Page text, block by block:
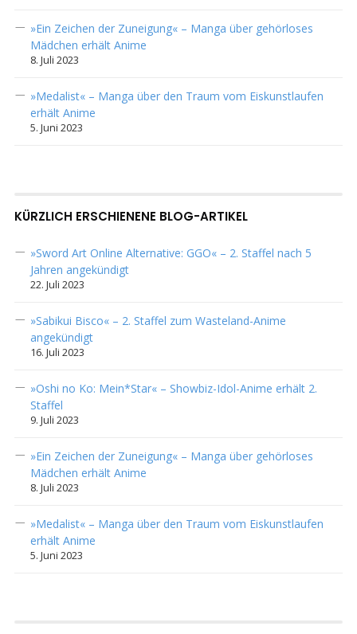
»Ein Zeichen der Zuneigung« – Manga über gehörloses
Mädchen erhält Anime
8. Juli 2023
»Medalist« – Manga über den Traum vom Eiskunstlaufen
erhält Anime
5. Juni 2023
KÜRZLICH ERSCHIENENE BLOG-ARTIKEL
»Sword Art Online Alternative: GGO« – 2. Staffel nach 5
Jahren angekündigt
22. Juli 2023
»Sabikui Bisco« – 2. Staffel zum Wasteland-Anime
angekündigt
16. Juli 2023
»Oshi no Ko: Mein*Star« – Showbiz-Idol-Anime erhält 2.
Staffel
9. Juli 2023
»Ein Zeichen der Zuneigung« – Manga über gehörloses
Mädchen erhält Anime
8. Juli 2023
»Medalist« – Manga über den Traum vom Eiskunstlaufen
erhält Anime
5. Juni 2023